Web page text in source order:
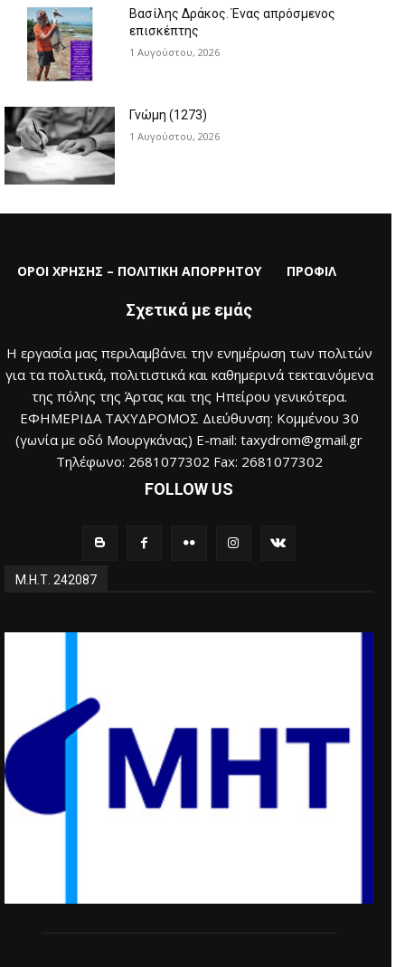
Βασίλης Δράκος. Ένας απρόσμενος
επισκέπτης
1 Αυγούστου, 2026
Γνώμη (1273)
1 Αυγούστου, 2026
ΟΡΟΙ ΧΡΗΣΗΣ – ΠΟΛΙΤΙΚΗ ΑΠΟΡΡΗΤΟΥ ΠΡΟΦΙΛ
Σχετικά με εμάς
Η εργασία μας περιλαμβάνει την ενημέρωση των πολιτών
για τα πολιτικά, πολιτιστικά και καθημερινά τεκταινόμενα
της πόλης της Άρτας και της Ηπείρου γενικότερα.
ΕΦΗΜΕΡΙΔΑ ΤΑΧΥΔΡΟΜΟΣ Διεύθυνση: Κομμένου 30
(γωνία με οδό Μουργκάνας) E-mail: taxydrom@gmail.gr
Τηλέφωνο: 2681077302 Fax: 2681077302
FOLLOW US
Μ.Η.Τ. 242087